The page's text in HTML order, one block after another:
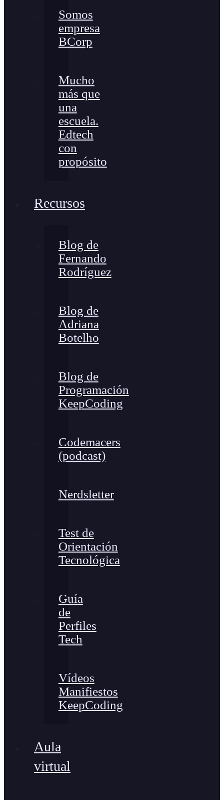
Somos
empresa
BCorp
Mucho
más que
una
escuela.
Edtech
con
propósito
Recursos
Blog de
Fernando
Rodríguez
Blog de
Adriana
Botelho
Blog de
Programación
KeepCoding
Codemacers
(podcast)
Nerdsletter
Test de
Orientación
Tecnológica
Guía
de
Perfiles
Tech
Vídeos
Manifiestos
KeepCoding
Aula
virtual